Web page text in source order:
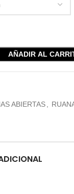
AÑADIR AL
ABIERTAS,